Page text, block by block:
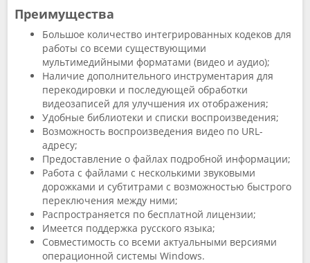
Преимущества
Большое количество интегрированных кодеков для
работы со всеми существующими
мультимедийными форматами (видео и аудио);
Наличие дополнительного инструментария для
перекодировки и последующей обработки
видеозаписей для улучшения их отображения;
Удобные библиотеки и списки воспроизведения;
Возможность воспроизведения видео по URL-
адресу;
Предоставление о файлах подробной информации;
Работа с файлами с несколькими звуковыми
дорожками и субтитрами с возможностью быстрого
переключения между ними;
Распространяется по бесплатной лицензии;
Имеется поддержка русского языка;
Совместимость со всеми актуальными версиями
операционной системы Windows.